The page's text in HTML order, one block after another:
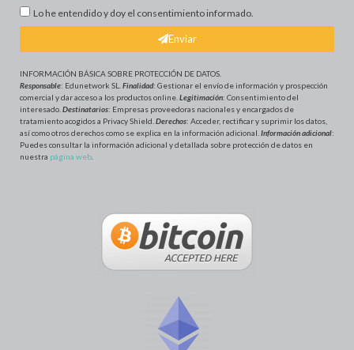
Lo he entendido y doy el consentimiento informado.
Enviar
INFORMACIÓN BÁSICA SOBRE PROTECCIÓN DE DATOS
Responsable: Edunetwork SL. Finalidad: Gestionar el envío de información y prospección
comercial y dar acceso a los productos online. Legitimación: Consentimiento del
interesado. Destinatarios: Empresas proveedoras nacionales y encargados de
tratamiento acogidos a Privacy Shield. Derechos: Acceder, rectificar y suprimir los datos,
así como otros derechos como se explica en la información adicional. Información adicional:
Puedes consultar la información adicional y detallada sobre protección de datos en
nuestra página web